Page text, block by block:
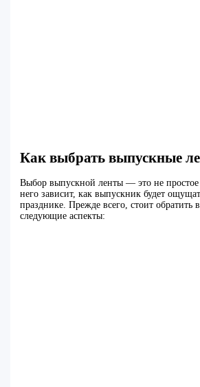
Как выбрать выпускные
Выбор выпускной ленты — это не простое
него зависит, как выпускник будет
празднике. Прежде всего, стоит обратить
следующие аспекты: